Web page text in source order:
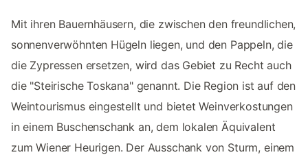
Mit ihren Bauernhäusern, die zwischen den freundlichen,
sonnenverwöhnten Hügeln liegen, und den Pappeln, die
die Zypressen ersetzen, wird das Gebiet zu Recht auch
die "Steirische Toskana" genannt. Die Region ist auf den
Weintourismus eingestellt und bietet Weinverkostungen
in einem Buschenschank an, dem lokalen Äquivalent
zum Wiener Heurigen. Der Ausschank von Sturm, einem